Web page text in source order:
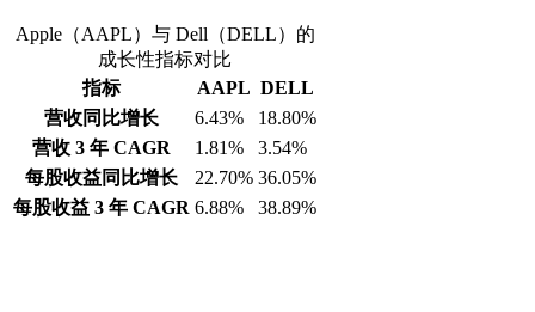
Apple（AAPL）与 Dell（DELL）的
成长性指标对比
指标
AAPL DELL
营收同比增长
6.43%
18.80%
营收 3 年 CAGR
1.81%
3.54%
每股收益同比增长
22.70% 36.05%
每股收益 3 年 CAGR 6.88% 38.89%